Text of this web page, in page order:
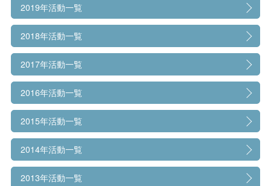
2019年活動一覧
2018年活動一覧
2017年活動一覧
2016年活動一覧
2015年活動一覧
2014年活動一覧
2013年活動一覧